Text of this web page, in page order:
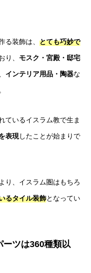
る装飾は、 とても巧妙で
り、 モスク・宮殿・邸宅
インテリア用品・陶器な
ているイスラム教で生ま
表現したことが始まりで
り、イスラム圏はもちろ
るタイル装飾となってい
ーツは360種類以